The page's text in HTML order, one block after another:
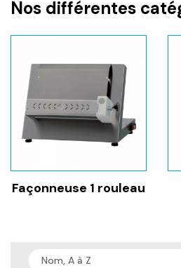
Nos différentes
Façonneuse 1 rouleau
Nom, A à Z